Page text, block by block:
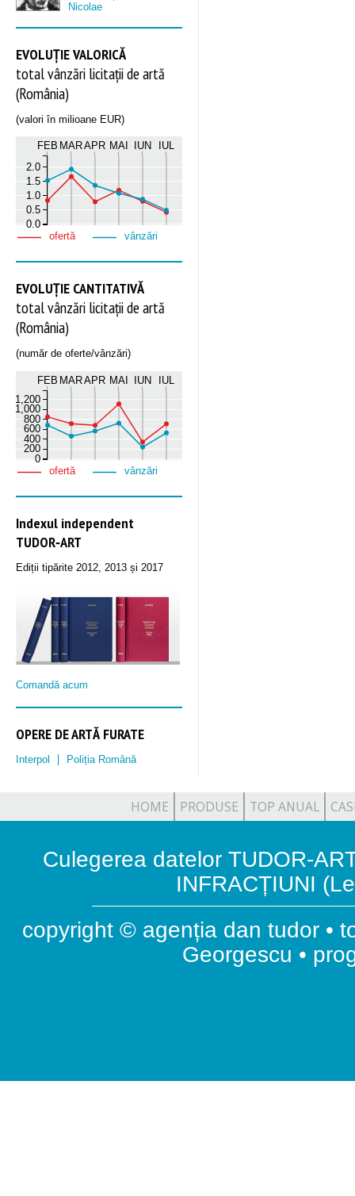
Nicolae
EVOLUȚIE VALORICĂ
total vânzări licitații de artă
(România)
(valori în milioane EUR)
FEB MARAPR MAI IUN IUL
0.0
0.5
1.0
1.5
2.0
ofertă vânzări
EVOLUȚIE CANTITATIVĂ
total vânzări licitații de artă
(România)
(număr de oferte/vânzări)
FEB MARAPR MAI IUN IUL
0
200
400
600
800
1,000
1,200
ofertă vânzări
Indexul independent
TUDOR‑ART
Ediții tipărite 2012, 2013 și 2017
Comandă acum
OPERE DE ARTĂ FURATE
Interpol Poliția Română
HOME PRODUSE TOP ANUAL
Culegerea datelor TUDOR-
INFRACȚIUNI
copyright © agenția dan tudor •
Georgescu •